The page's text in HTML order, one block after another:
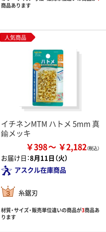
商品あります
人気商品
イチネンMTM ハトメ 5mm 真
鍮メッキ
￥398 ￥2,182
お届け日：8月11日（火）
アスクル在庫商品
糸鋸刃
材質・サイズ・販売単位違いの商品が3商品あ
ります